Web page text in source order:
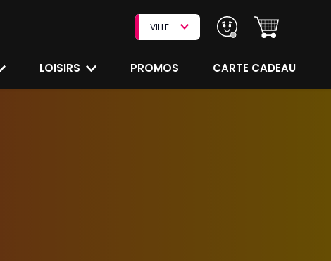
VILLE
LOISIRS PROMOS CARTE CADEAU